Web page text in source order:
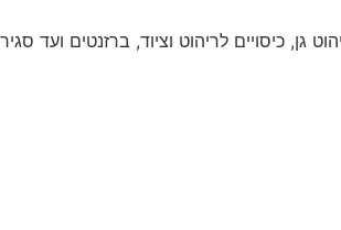
גן, כיסויים לריהוט וציוד, ברזנטים ועד